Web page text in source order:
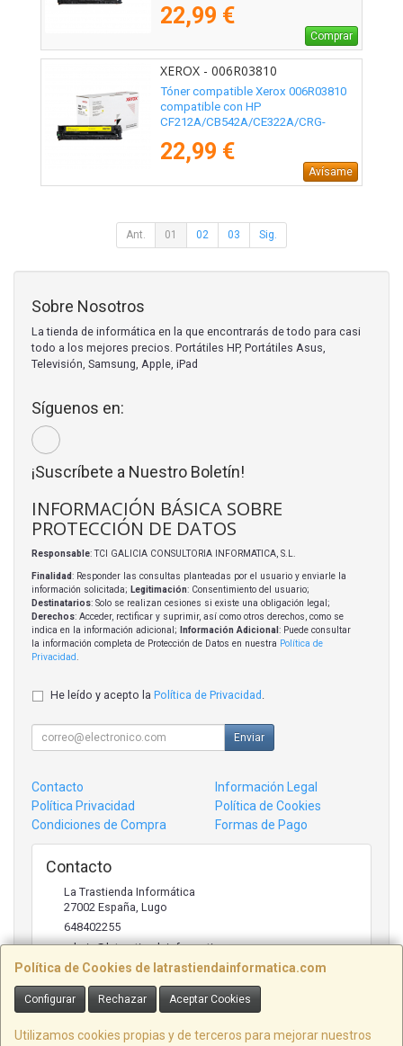
22,99 €
Comprar
XEROX - 006R03810
Tóner compatible Xerox 006R03810
compatible con HP
CF212A/CB542A/CE322A/CRG-
Amarillo
22,99 €
Avísame
Ant. 01 02 03 Sig.
Política de Cookies de latrastiendainformatica.com
Configurar Rechazar Aceptar Cookies
Utilizamos cookies propias y de terceros para mejorar nuestros
Sobre Nosotros
La tienda de informática en la que encontrarás de todo para casi
todo a los mejores precios. Portátiles HP, Portátiles Asus,
Televisión, Samsung, Apple, iPad
Síguenos en:
¡Suscríbete a Nuestro Boletín!
INFORMACIÓN BÁSICA SOBRE
PROTECCIÓN DE DATOS
Responsable: TCI GALICIA CONSULTORIA INFORMATICA, S.L.
Finalidad: Responder las consultas planteadas por el usuario y enviarle la
información solicitada; Legitimación: Consentimiento del usuario;
Destinatarios: Solo se realizan cesiones si existe una obligación legal;
Derechos: Acceder, rectificar y suprimir, así como otros derechos, como se
indica en la información adicional;
Información Adicional : Puede consultar
la información completa de Protección de Datos en nuestra Política de
Privacidad
He leído y acepto la Política de Privacidad
Enviar
Contacto
Información Legal
Política Privacidad
Política de Cookies
Condiciones de Compra
Formas de Pago
Contacto
La Trastienda Informática
27002 España Lugo
648402255
admin@latrastiendainformatica.com
Horario
09:00h -20:00h